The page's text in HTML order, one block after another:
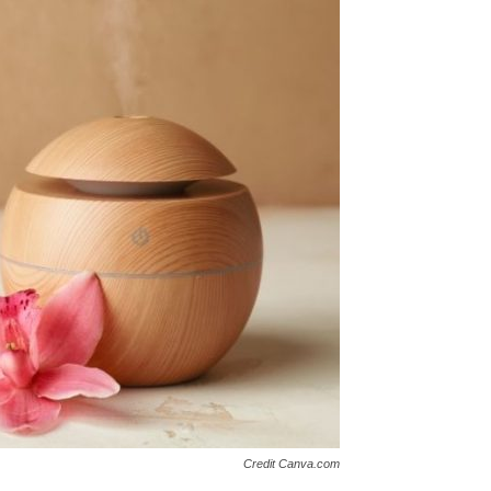
Credit Canva.com